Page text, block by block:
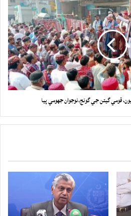
قومي گيتن جي گونج،نوجوان جهومي پيا